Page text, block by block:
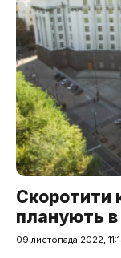
Скоротити
планують в
09 листопада 2022,